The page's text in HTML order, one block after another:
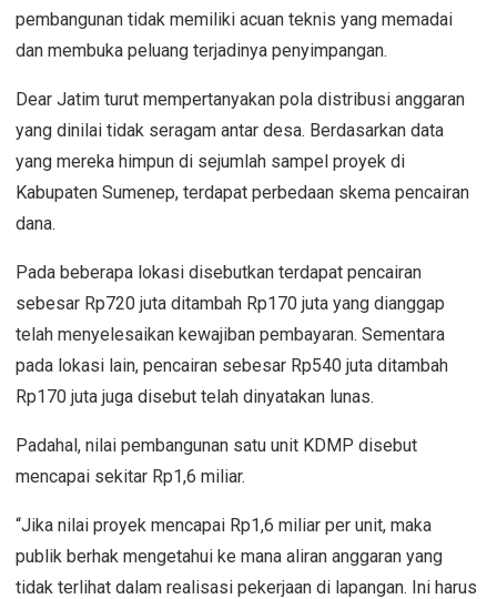
pembangunan tidak memiliki acuan teknis yang memadai
dan membuka peluang terjadinya penyimpangan.
Dear Jatim turut mempertanyakan pola distribusi anggaran
yang dinilai tidak seragam antar desa. Berdasarkan data
yang mereka himpun di sejumlah sampel proyek di
Kabupaten Sumenep, terdapat perbedaan skema pencairan
dana.
Pada beberapa lokasi disebutkan terdapat pencairan
sebesar Rp720 juta ditambah Rp170 juta yang dianggap
telah menyelesaikan kewajiban pembayaran. Sementara
pada lokasi lain, pencairan sebesar Rp540 juta ditambah
Rp170 juta juga disebut telah dinyatakan lunas.
Padahal, nilai pembangunan satu unit KDMP disebut
mencapai sekitar Rp1,6 miliar.
“Jika nilai proyek mencapai Rp1,6 miliar per unit, maka
publik berhak mengetahui ke mana aliran anggaran yang
tidak terlihat dalam realisasi pekerjaan di lapangan. Ini harus